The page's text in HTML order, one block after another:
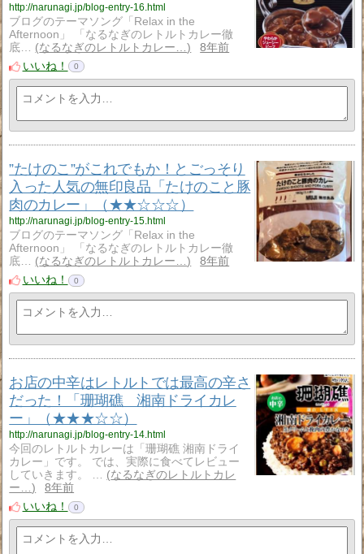
http://narunagi.jp/blog-entry-16.html
ブログのテーマソング「Relax in the
Afternoon」 「なるなぎのレトルトカレー徹
底…
なるなぎのレトルトカレー…
8年前
いいね！
0
”たけのこ”がこれでもか！とごっそり
入った人気の無印良品「たけのこと豚
肉のカレー」（★★☆☆☆）
http://narunagi.jp/blog-entry-15.html
ブログのテーマソング「Relax in the
Afternoon」 「なるなぎのレトルトカレー徹
底…
なるなぎのレトルトカレー…
8年前
いいね！
0
お店の中辛はレトルトでは最高の辛さ
だった！「珊瑚礁 湘南ドライカレ
ー」（★★★☆☆）
http://narunagi.jp/blog-entry-14.html
今回のレトルトカレーは「珊瑚礁 湘南ドライ
カレー」です。 では、実際に食べてレビュー
していきます。 …
なるなぎのレトルトカレ
ー…
8年前
いいね！
0